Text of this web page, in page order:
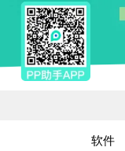
软件